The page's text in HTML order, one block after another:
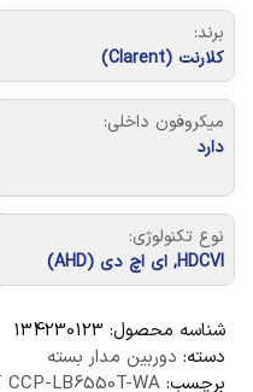
برند:
کلارنت (Clarent)
میکروفون داخلی:
دارد
نوع تکنولوژی:
HDCVI, ای اچ دی (AHD)
شناسه محصول: 134230123
دسته: دوربین مدار بسته
برچسب: CCP-LB6550T-WA